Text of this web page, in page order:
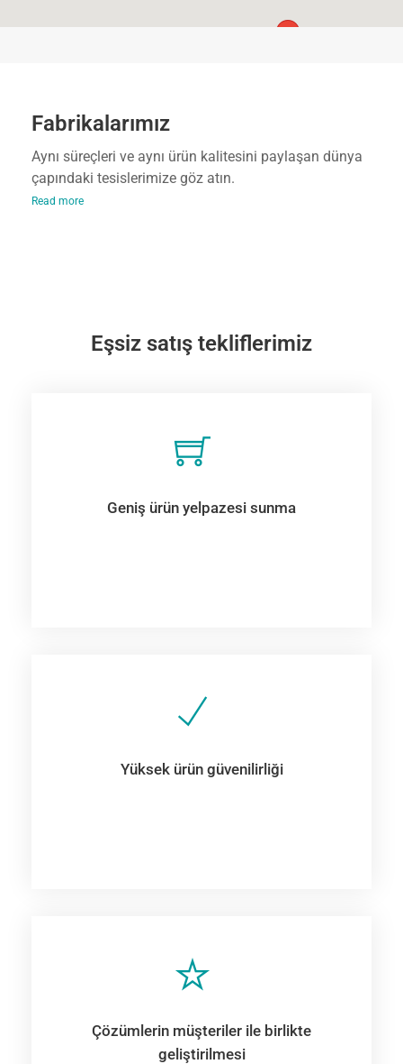
Fabrikalarımız
Aynı süreçleri ve aynı ürün kalitesini paylaşan dünya
çapındaki tesislerimize göz atın.
Read more
Eşsiz satış tekliflerimiz
Geniş ürün yelpazesi sunma
Yüksek ürün güvenilirliği
Çözümlerin müşteriler ile birlikte
geliştirilmesi